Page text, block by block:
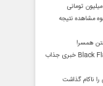
استعلام وام ضروری ۷۵ میلیون تومانی
مشاهده نتیجه
همسر!
بازگشت Black Flag Resynced خبری جذاب
ناکام گذاشت